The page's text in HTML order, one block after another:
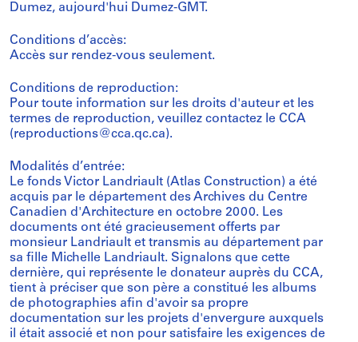
Dumez, aujourd'hui Dumez-GMT.
Conditions d’accès:
Accès sur rendez-vous seulement.
Conditions de reproduction:
Pour toute information sur les droits d'auteur et les
termes de reproduction, veuillez contactez le CCA
(reproductions@cca.qc.ca).
Modalités d’entrée:
Le fonds Victor Landriault (Atlas Construction) a été
acquis par le département des Archives du Centre
Canadien d'Architecture en octobre 2000. Les
documents ont été gracieusement offerts par
monsieur Landriault et transmis au département par
sa fille Michelle Landriault. Signalons que cette
dernière, qui représente le donateur auprès du CCA,
tient à préciser que son père a constitué les albums
de photographies afin d'avoir sa propre
documentation sur les projets d'envergure auxquels
il était associé et non pour satisfaire les exigences de